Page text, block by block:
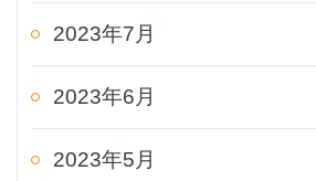
2023年7月
2023年6月
2023年5月